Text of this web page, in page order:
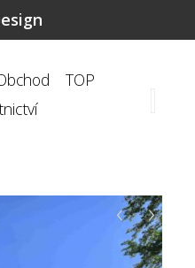
TOP
‹ ›